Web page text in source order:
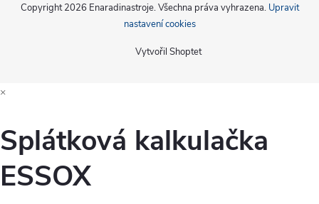
Vytvořil Shoptet
Copyright 2026 Enaradinastroje. Všechna práva vyhrazena. Upravit
nastavení cookies
×
Splátková kalkulačka
ESSOX